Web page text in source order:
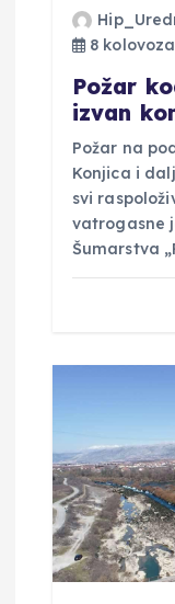
8
Požar
izvan
Požar na
Konjica i
svi
vatrogasne
Šumarstva